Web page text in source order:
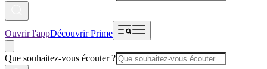
Ouvrir l'appDécouvrir Prime
Que souhaitez-vous écouter ?